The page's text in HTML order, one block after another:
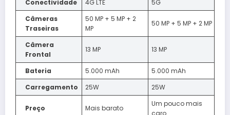
Conectividade
4G LTE
5G
Câmeras
Traseiras
50 MP + 5 MP + 2
MP
50 MP + 5 MP + 2 MP
Câmera
Frontal
13 MP 13 MP
Bateria 5.000 mAh
5.000 mAh
Carregamento
25W 25W
Preço Mais barato
Um pouco mais
caro